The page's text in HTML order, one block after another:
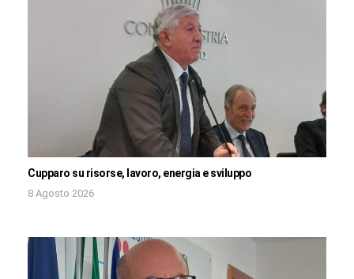
Cupparo su risorse, lavoro, energia e sviluppo
8 Agosto 2026